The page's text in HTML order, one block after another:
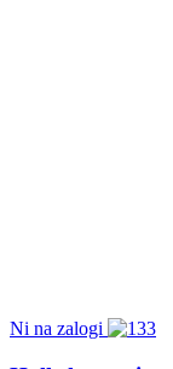
Ni na zalogi